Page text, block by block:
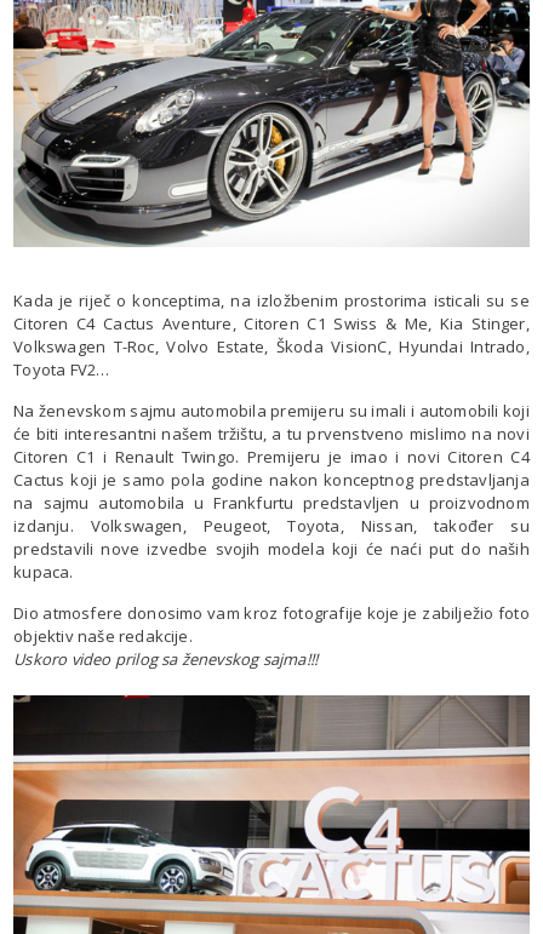
Kada je riječ o konceptima, na izložbenim prostorima isticali su se
Citoren C4 Cactus Aventure, Citoren C1 Swiss & Me, Kia Stinger,
Volkswagen T-Roc, Volvo Estate, Škoda VisionC, Hyundai Intrado,
Toyota FV2…
Na ženevskom sajmu automobila premijeru su imali i automobili koji
će biti interesantni našem tržištu, a tu prvenstveno mislimo na novi
Citoren C1 i Renault Twingo. Premijeru je imao i novi Citoren C4
Cactus koji je samo pola godine nakon konceptnog predstavljanja
na sajmu automobila u Frankfurtu predstavljen u proizvodnom
izdanju. Volkswagen, Peugeot, Toyota, Nissan, također su
predstavili nove izvedbe svojih modela koji će naći put do naših
kupaca.
Dio atmosfere donosimo vam kroz fotografije koje je zabilježio foto
objektiv naše redakcije.
Uskoro video prilog sa ženevskog sajma!!!